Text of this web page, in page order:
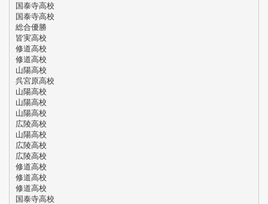
国泰寺高校
国泰寺高校
総合優勝
皆実高校
修道高校
修道高校
山陽高校
呉宮原高校
山陽高校
山陽高校
山陽高校
広陵高校
山陽高校
広陵高校
広陵高校
修道高校
修道高校
修道高校
国泰寺高校